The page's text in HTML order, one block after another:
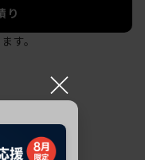
り
す。
×